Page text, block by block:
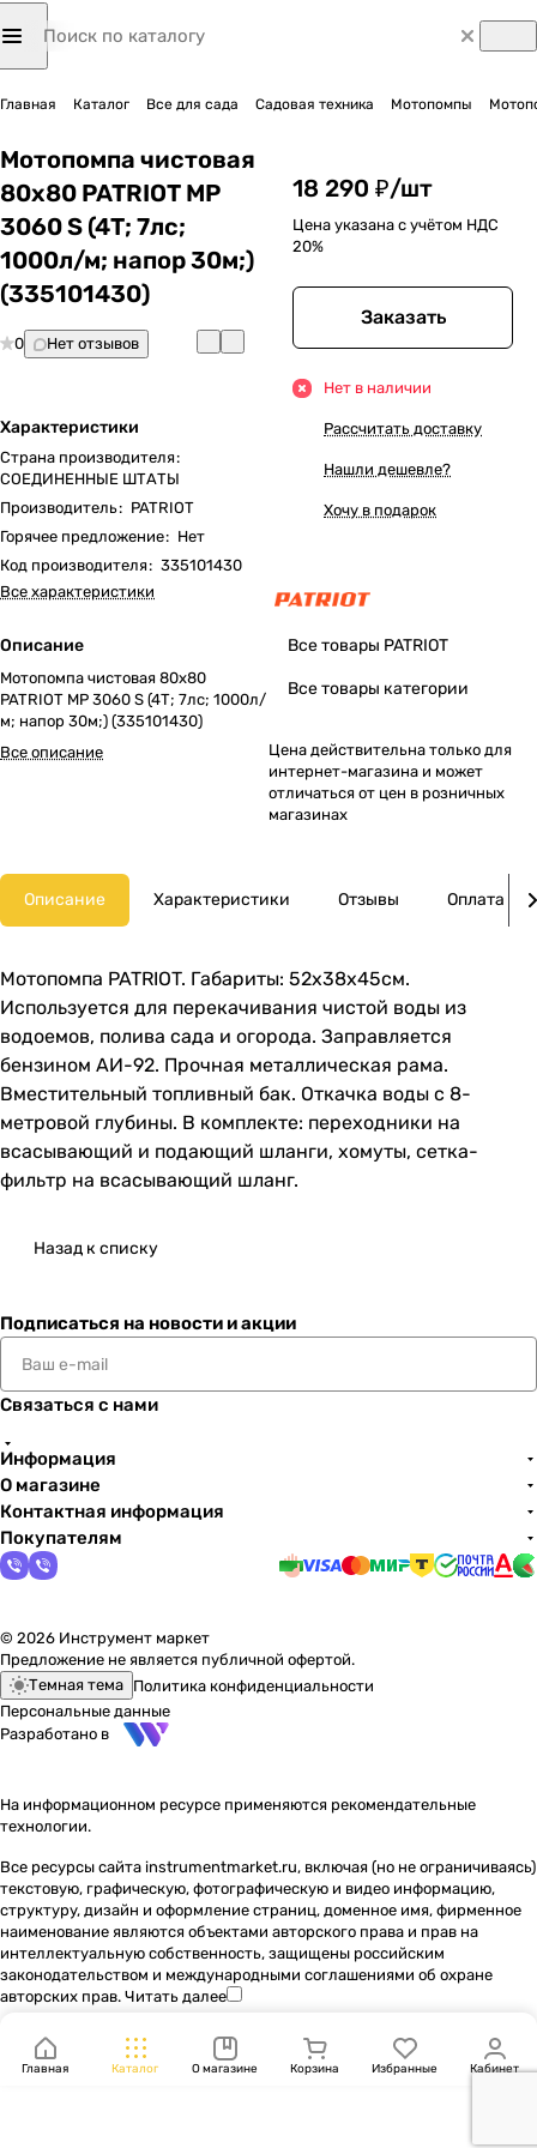
Главная Каталог Все для сада Садовая техника Мотопомпы
Мотопомпа чистовая
80х80 PATRIOT MP
3060 S (4Т; 7лс;
1000л/м; напор 30м;)
(335101430)
0 Нет отзывов
Характеристики
Страна производителя:
СОЕДИНЕННЫЕ ШТАТЫ
Производитель: PATRIOT
Горячее предложение: Нет
Код производителя: 335101430
Все характеристики
Описание
Мотопомпа чистовая 80х80
PATRIOT MP 3060 S (4Т; 7лс; 1000л/
м; напор 30м;) (335101430)
Все описание
18 290 ₽/шт
Цена указана с учётом НДС
20%
Заказать
Нет в наличии
Рассчитать доставку
Нашли дешевле?
Хочу в подарок
Все товары PATRIOT
Все товары категории
Цена действительна только для
интернет-магазина и может
отличаться от цен в розничных
магазинах
Описание Характеристики Отзывы Оплата
Мотопомпа PATRIOT. Габариты: 52х38х45см.
Используется для перекачивания чистой воды из
водоемов, полива сада и огорода. Заправляется
бензином АИ-92. Прочная металлическая рама.
Вместительный топливный бак. Откачка воды с 8-
метровой глубины. В комплекте: переходники на
всасывающий и подающий шланги, хомуты, сетка-
фильтр на всасывающий шланг.
Назад к списку
Подписаться на новости и акции
Связаться с нами
Информация
О магазине
Контактная информация
Покупателям
© 2026 Инструмент маркет
Предложение не является публичной офертой.
Темная тема Политика конфиденциальности
Персональные данные
Разработано в
На информационном ресурсе применяются рекомендательные
технологии.
Все ресурсы сайта instrumentmarket.ru, включая (но не ограничиваясь)
текстовую, графическую, фотографическую и видео информацию,
структуру, дизайн и оформление страниц, доменное имя, фирменное
наименование являются объектами авторского права и прав на
интеллектуальную собственность, защищены российским
законодательством и международными соглашениями об охране
авторских прав. Читать далее
Главная Каталог О магазине Корзина Избранные Кабинет